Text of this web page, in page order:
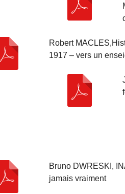
Robert
1917 – vers un
Bruno DWRESKI,
jamais vraiment